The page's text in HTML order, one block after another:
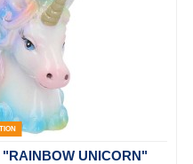
UNICORN"